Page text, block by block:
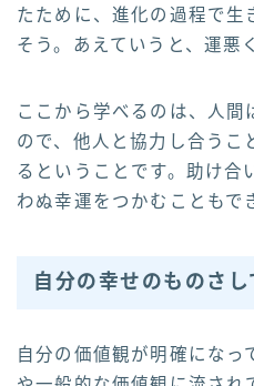
たために、進化の過程で生
そう。あえていうと、運悪
ここから学べるのは、人
ので、他人と協力し合うこ
るということです。助け合
わぬ幸運をつかむこともで
自分の幸せのものさし
自分の価値観が明確になっ